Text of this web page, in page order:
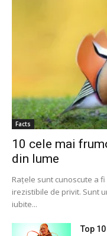
Facts
10 cele mai
din lume
Rațele sunt cunoscute a
irezistibile de privit. Sunt
iubite...
Top